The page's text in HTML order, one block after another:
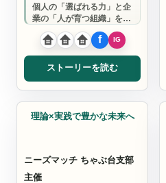
個人の「選ばれる力」と企
業の「人が育つ組織」を、
外部の人事部として一緒に
つくります…
ストーリーを読む
整体・マッサージ
理論×実践で豊かな未来へ
ニーズマッチ ちゃぶ台支部
主催